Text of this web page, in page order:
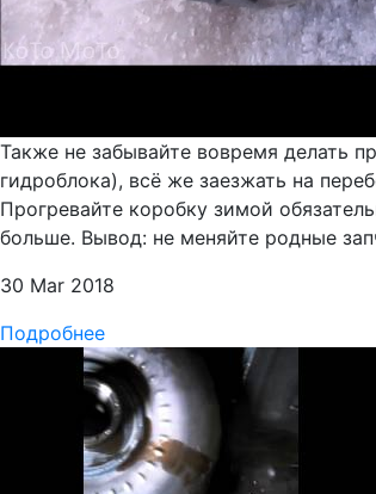
Также не забывайте вовремя делать
гидроблока), всё же заезжать на
Прогревайте коробку зимой
больше. Вывод: не меняйте родные
30 Mar 2018
Подробнее